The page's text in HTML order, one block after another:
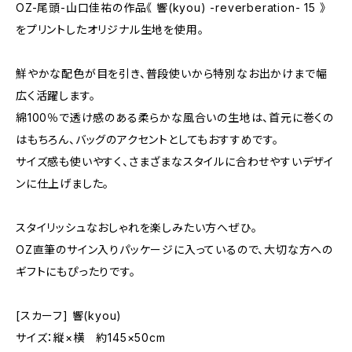
OZ-尾頭-山口佳祐の作品《 響(kyou) -reverberation- 15 》
をプリントしたオリジナル生地を使用。
鮮やかな配色が目を引き、普段使いから特別なお出かけまで幅
広く活躍します。
綿100％で透け感のある柔らかな風合いの生地は、首元に巻くの
はもちろん、バッグのアクセントとしてもおすすめです。
サイズ感も使いやすく、さまざまなスタイルに合わせやすいデザイ
ンに仕上げました。
スタイリッシュなおしゃれを楽しみたい方へぜひ。
OZ直筆のサイン入りパッケージに入っているので、大切な方への
ギフトにもぴったりです。
[スカーフ] 響(kyou)
サイズ：縦×横 約145×50cm